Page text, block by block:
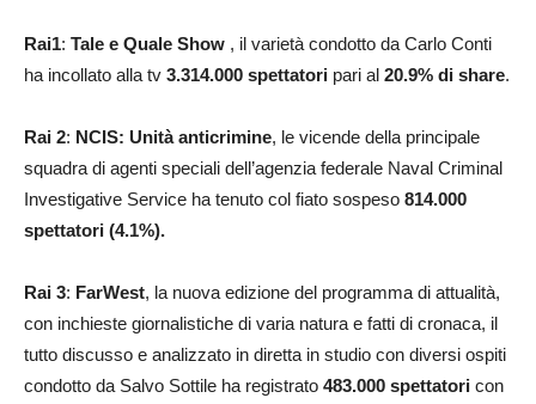
Rai1: Tale e Quale Show , il varietà condotto da Carlo Conti
ha incollato alla tv 3.314.000 spettatori pari al 20.9% di share.
Rai 2: NCIS: Unità anticrimine, le vicende della principale
squadra di agenti speciali dell’agenzia federale Naval Criminal
Investigative Service ha tenuto col fiato sospeso 814.000
spettatori (4.1%).
Rai 3: FarWest, la nuova edizione del programma di attualità,
con inchieste giornalistiche di varia natura e fatti di cronaca, il
tutto discusso e analizzato in diretta in studio con diversi ospiti
condotto da Salvo Sottile ha registrato 483.000 spettatori con